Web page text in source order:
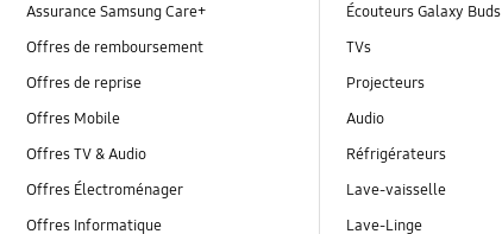
Assurance Samsung Care+
Offres de remboursement
Offres de reprise
Offres Mobile
Offres TV & Audio
Offres Électroménager
Offres Informatique
Écouteurs Galaxy Buds
TVs
Projecteurs
Audio
Réfrigérateurs
Lave-vaisselle
Lave-Linge